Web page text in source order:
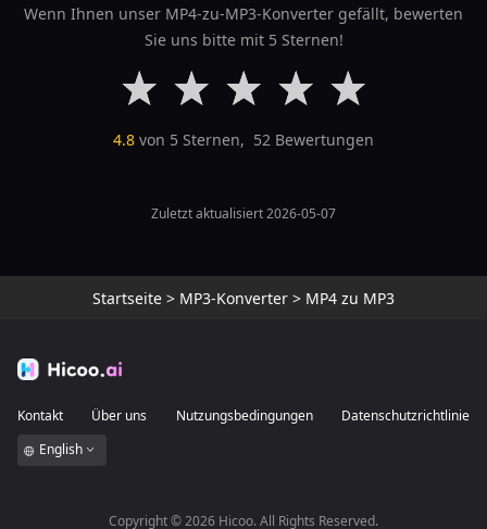
Wenn Ihnen unser MP4-zu-MP3-Konverter gefällt, bewerten
Sie uns bitte mit 5 Sternen!
4.8 von 5 Sternen, 52 Bewertungen
Zuletzt aktualisiert 2026-05-07
Startseite > MP3-Konverter > MP4 zu MP3
Kontakt Über uns Nutzungsbedingungen
Datenschutzrichtlinie
English
Copyright ©2026 Hicoo. All Rights Reserved.